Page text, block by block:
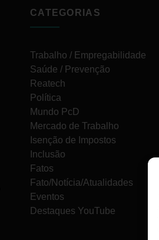
CATEGORIAS
Trabalho / Empregabilidade
Saúde / Prevenção
Reatech
Política
Mundo PcD
Mercado de Trabalho
Isenção de Impostos
Inclusão
Fatos
Fato/Notícia/Atualidades
Eventos
Destaques YouTube